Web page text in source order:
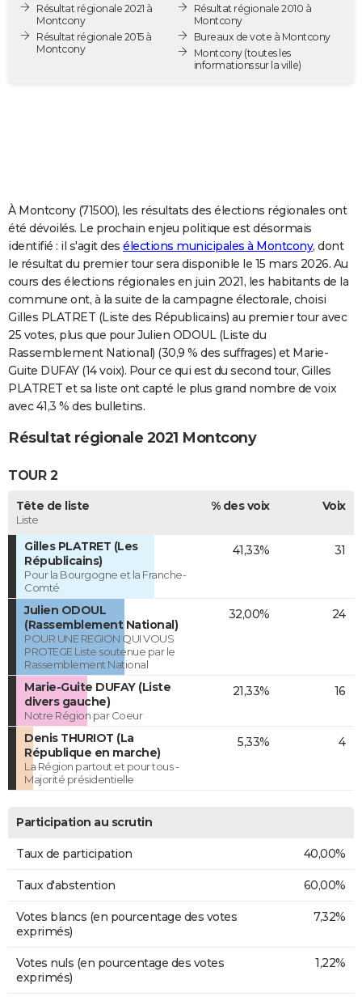
Destinations
City break
Voyage nature
Voyage de noces
Forum
PHOTO
GUIDES D'ACHAT
COPAINS D'AVANT
S'inscrire
Se connecter
Lycées
Collèges
Primaires
Universités
Entreprises
Service militaire
Avis de recherche
AVIS DE DÉCÈS
FORUM
Bricolage
Lifestyle
Culture
Sport
Auto
Television
Voyage
Cinema
Résultat régionale 2021 à
Montcony
Résultat régionale 2015 à
Montcony
Résultat régionale 2010 à
Montcony
Bureaux de vote à Montcony
Montcony(toutes les
informations sur la ville)
À Montcony (71500), les résultats des élections régionales ont
été dévoilés. Le prochain enjeu politique est désormais
identifié : il s'agit des élections municipales à Montcony, dont
le résultat du premier tour sera disponible le 15 mars 2026. Au
cours des élections régionales en juin 2021, les habitants de la
commune ont, à la suite de la campagne électorale, choisi
Gilles PLATRET (Liste des Républicains) au premier tour avec
25 votes, plus que pour Julien ODOUL (Liste du
Rassemblement National) (30,9 % des suffrages) et Marie-
Guite DUFAY (14 voix). Pour ce qui est du second tour, Gilles
PLATRET et sa liste ont capté le plus grand nombre de voix
avec 41,3 % des bulletins.
Résultat régionale 2021 Montcony
TOUR 2
Tête de liste
Liste
% des voix Voix
Gilles PLATRET (Les
Républicains)
Pour la Bourgogne et la Franche-
Comté
41,33% 31
Julien ODOUL
(Rassemblement National)
POUR UNE REGION QUI VOUS
PROTEGE Liste soutenue par le
Rassemblement National
32,00% 24
Marie-Guite DUFAY (Liste
divers gauche)
Notre Région par Coeur
21,33% 16
Denis THURIOT (La
République en marche)
La Région partout et pour tous -
Majorité présidentielle
5,33% 4
Participation au scrutin
Taux de participation 40,00%
Taux d'abstention 60,00%
Votes blancs (en pourcentage des votes
exprimés)
7,32%
Votes nuls (en pourcentage des votes
exprimés)
1,22%